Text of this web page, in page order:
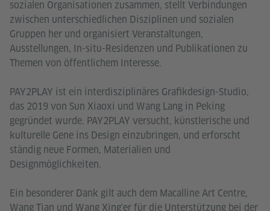
sozialen Organisationen zusammen, stellt Verbindungen
zwischen unterschiedlichen Disziplinen und sozialen
Gruppen her und organisiert Veranstaltungen,
Ausstellungen, In-situ-Residenzen und Publikationen zu
Themen von öffentlichem Interesse.
PAY2PLAY ist ein interdisziplinäres Grafikdesign-Studio,
das 2019 von Sun Xiaoxi und Wang Lang in Peking
gegründet wurde. PAY2PLAY versucht, künstlerische und
kulturelle Gene ins Design einzubringen, und erforscht
ständig neue Formen, Materialien und
Designmöglichkeiten.
Ein besonderer Dank gilt auch dem Macalline Art Centre,
Wang Tian und Wang Xing'er für die Unterstützung bei der